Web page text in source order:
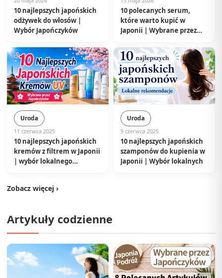
10 najlepszych japońskich
odżywek do włosów |
Wybór Japończyków
10 polecanych serum,
które warto kupić w
Japonii | Wybrane przez
Uroda
11 czerwca 2025
10 najlepszych japońskich
kremów z filtrem w Japonii
| wybór lokalnego
Uroda
9 czerwca 2025
10 najlepszych japońskich
szamponów do kupienia w
Japonii | Wybór lokalnych
Zobacz więcej ›
Artykuły codzienne